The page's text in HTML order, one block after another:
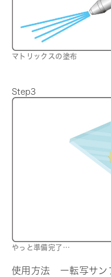
マトリックスの塗布
Step3
やっと準備完了…
使用方法 ー転写サン